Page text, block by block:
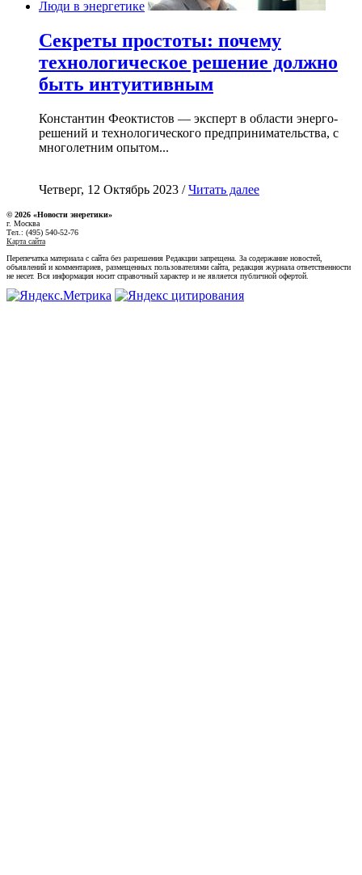
Люди в энергетике
Секреты простоты: почему
технологическое решение должно
быть интуитивным
Константин Феоктистов — эксперт в области энерго-
решений и технологического предпринимательства, с
многолетним опытом...
Четверг, 12 Октябрь 2023 /Читать далее
© 2026 «Новости энеретики»
г. Москва
Тел.: (495) 540-52-76
Карта сайта
Перепечатка материала с сайта без разрешения Редакции запрещена. За содержание новостей,
объявлений и комментариев, размещенных пользователями сайта, редакция журнала ответственности
не несет. Вся информация носит справочный характер и не является публичной офертой.